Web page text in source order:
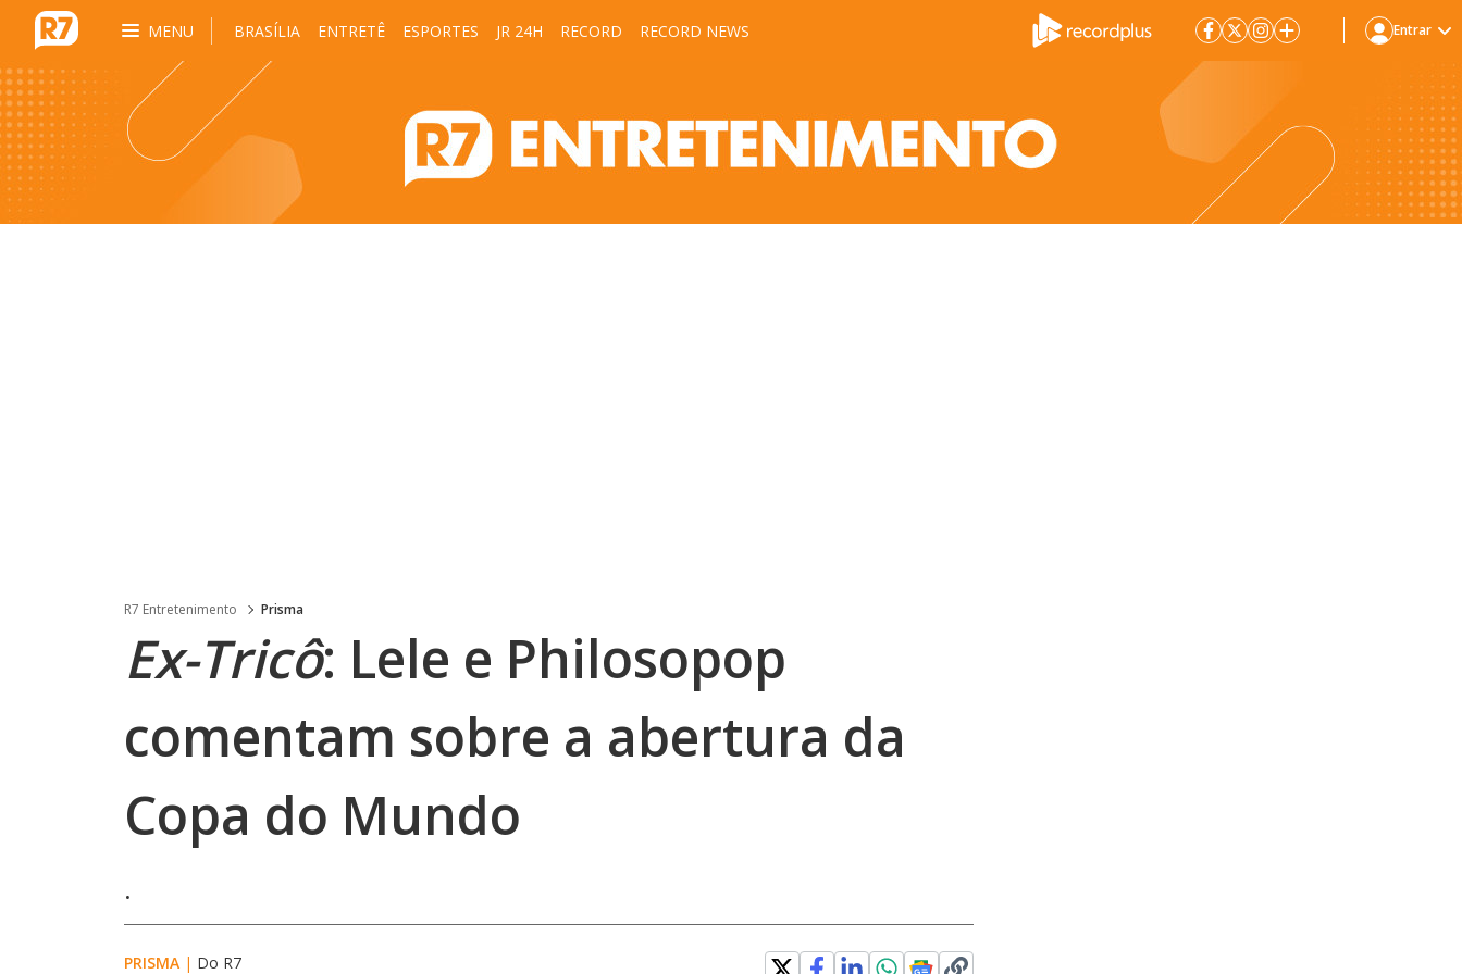
MENU BRASÍLIA ENTRETÊ ESPORTES JR 24H RECORD RECORD NEWS Entrar
R7 Entretenimento Prisma
Ex-Tricô: Lele e Philosopop
comentam sobre a abertura da
Copa do Mundo
.
PRISMA | Do R7